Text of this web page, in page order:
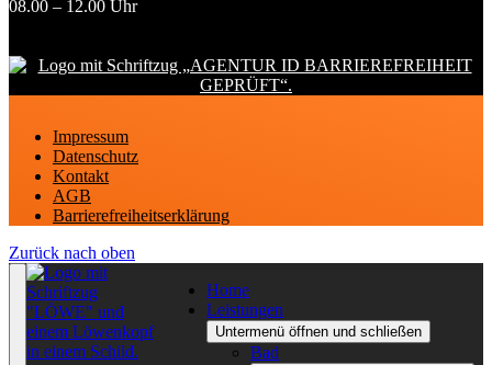
08.00 – 12.00 Uhr
Impressum
Datenschutz
Kontakt
AGB
Barrierefreiheitserklärung
Zurück nach oben
Home
Leistungen
Untermenü öffnen und schließen
Bad